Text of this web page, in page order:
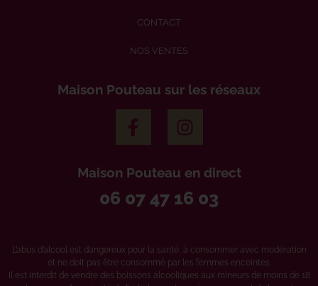
CONTACT
NOS VENTES
Maison Pouteau sur les réseaux
Maison Pouteau en direct
06 07 47 16 03
L’abus d’alcool est dangereux pour la santé, à consommer avec modération
et ne doit pas être consommé par les femmes enceintes.
Il est interdit de vendre des boissons alcooliques aux mineurs de moins de 18